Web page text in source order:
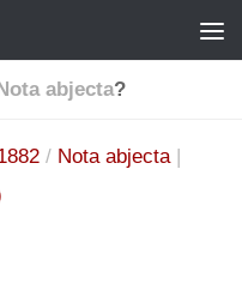
abjecta?
/ Nota abjecta|